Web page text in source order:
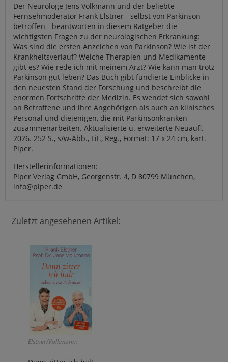
Der Neurologe Jens Volkmann und der beliebte
Fernsehmoderator Frank Elstner - selbst von Parkinson
betroffen - beantworten in diesem Ratgeber die
wichtigsten Fragen zu der neurologischen Erkrankung:
Was sind die ersten Anzeichen von Parkinson? Wie ist der
Krankheitsverlauf? Welche Therapien und Medikamente
gibt es? Wie rede ich mit meinem Arzt? Wie kann man trotz
Parkinson gut leben? Das Buch gibt fundierte Einblicke in
den neuesten Stand der Forschung und beschreibt die
enormen Fortschritte der Medizin. Es wendet sich sowohl
an Betroffene und ihre Angehörigen als auch an klinisches
Personal und diejenigen, die mit Parkinsonkranken
zusammenarbeiten. Aktualisierte u. erweiterte Neuaufl.
2026. 252 S., s/w-Abb., Lit., Reg., Format: 17 x 24 cm, kart.
Piper.
Herstellerinformationen:
Piper Verlag GmbH, Georgenstr. 4, D 80799 München,
info@piper.de
Zuletzt angesehenen Artikel:
Elstner/Volkmann: